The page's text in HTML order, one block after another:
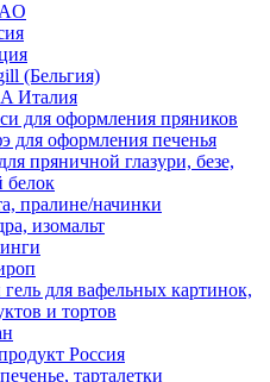
(Бельгия)
Италия
для оформления пряников
для оформления печенья
пряничной глазури, безе,
белок
пралине/начинки
изомальт
для вафельных картинок,
и тортов
Россия
тарталетки